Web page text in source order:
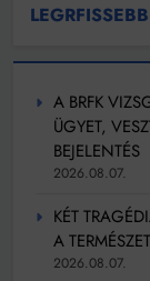
A BRFK
ÜGYET,
BEJELENTÉS
2026.08.07.
KÉT
A
2026.08.07.